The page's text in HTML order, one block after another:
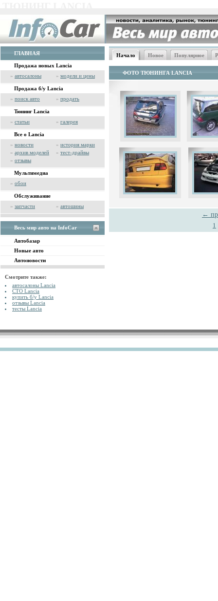
ГЛАВНАЯ
Продажа новых Lancia
» автосалоны » модели и цены
Продажа б/у Lancia
» поиск авто » продать
Тюнинг Lancia
» статьи » галерея
Все о Lancia
» новости » история марки
» архив моделей » тест-драйвы
» отзывы
Мультимедиа
» обои
Обслуживание
» запчасти » автошины
Весь мир авто на InfoCar
Автобазар
Новые авто
Автоновости
Смотрите также:
автосалоны Lancia
СТО Lancia
купить б/у Lancia
отзывы Lancia
тесты Lancia
Начало Новое Популярное
ФОТО ТЮНИНГА LANCIA
←
1